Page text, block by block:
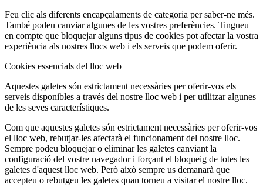
Feu clic als diferents encapçalaments de categoria per saber-ne més.
També podeu canviar algunes de les vostres preferències. Tingueu
en compte que bloquejar alguns tipus de cookies pot afectar la vostra
experiència als nostres llocs web i els serveis que podem oferir.
Cookies essencials del lloc web
Aquestes galetes són estrictament necessàries per oferir-vos els
serveis disponibles a través del nostre lloc web i per utilitzar algunes
de les seves característiques.
Com que aquestes galetes són estrictament necessàries per oferir-vos
el lloc web, rebutjar-les afectarà el funcionament del nostre lloc.
Sempre podeu bloquejar o eliminar les galetes canviant la
configuració del vostre navegador i forçant el bloqueig de totes les
galetes d'aquest lloc web. Però això sempre us demanarà que
accepteu o rebutgeu les galetes quan torneu a visitar el nostre lloc.